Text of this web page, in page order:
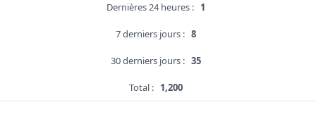
Dernières 24 heures : 1
7 derniers jours : 8
30 derniers jours : 35
Total : 1,200